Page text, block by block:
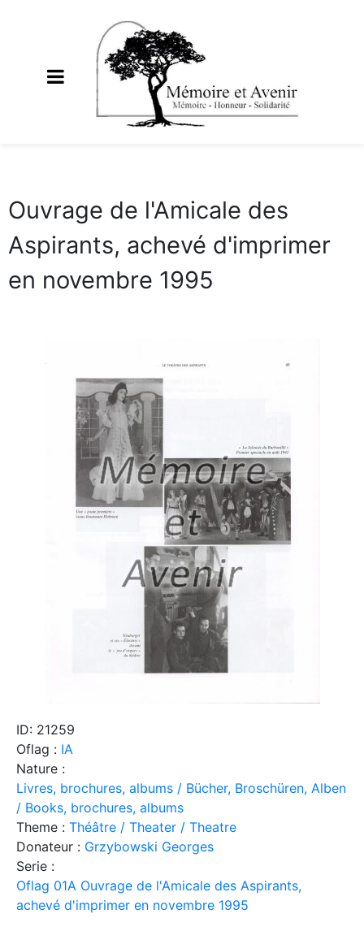
Ouvrage de l'Amicale des
Aspirants, achevé d'imprimer
en novembre 1995
ID: 21259
Oflag : IA
Nature :
Livres, brochures, albums / Bücher, Broschüren, Alben
/ Books, brochures, albums
Theme : Théâtre / Theater / Theatre
Donateur : Grzybowski Georges
Serie :
Oflag 01A Ouvrage de l'Amicale des Aspirants,
achevé d'imprimer en novembre 1995